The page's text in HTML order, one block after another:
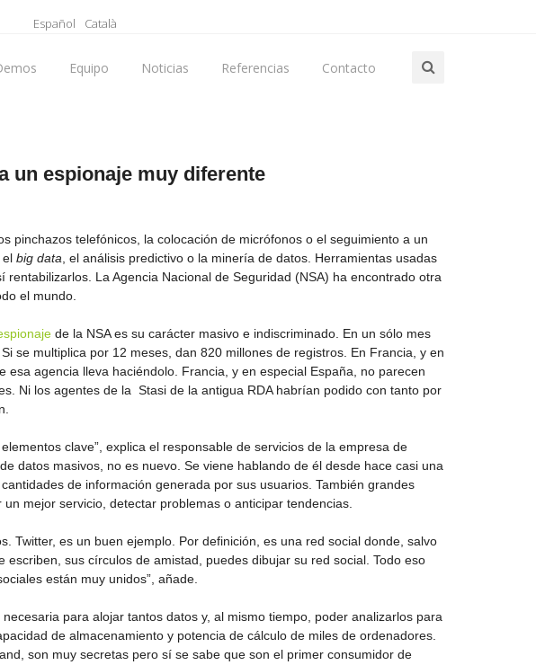
Español Català
Equipo Noticias Referencias Contacto
un espionaje muy diferente
pinchazos telefónicos, la colocación de micrófonos o el seguimiento a un
el big data , el análisis predictivo o la minería de datos. Herramientas usadas
La Agencia Nacional de Seguridad (NSA) ha encontrado otra
el mundo.
de la NSA es su carácter masivo e indiscriminado. En un sólo mes
se multiplica por 12 meses, dan 820 millones de registros. En Francia, y en
agencia lleva haciéndolo. Francia, y en especial España, no parecen
Ni los agentes de la Stasi de la antigua RDA habrían podido con tanto por
clave”, explica el responsable de servicios de la empresa de
de datos masivos, no es nuevo. Se viene hablando de él desde hace casi una
de información generada por sus usuarios. También grandes
mejor servicio, detectar problemas o anticipar tendencias.
Twitter, es un buen ejemplo. Por definición, es una red social donde, salvo
escriben, sus círculos de amistad, puedes dibujar su red social. Todo eso
están muy unidos”, añade.
para alojar tantos datos y, al mismo tiempo, poder analizarlos para
de almacenamiento y potencia de cálculo de miles de ordenadores.
son muy secretas pero sí se sabe que son el primer consumidor de